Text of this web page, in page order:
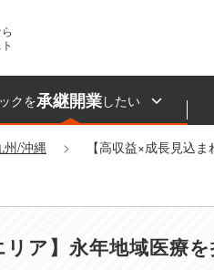
クを承継開業したい
州/沖縄 【高収益×成長見込
リア】永年地域医療